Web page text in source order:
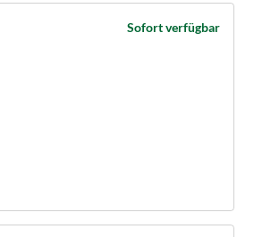
Sofort verfügbar